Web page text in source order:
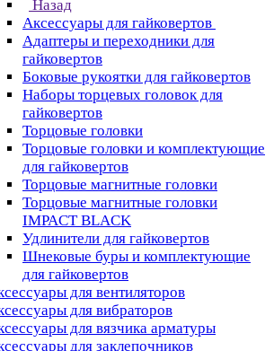
Назад
Аксессуары для гайковертов
Адаптеры и переходники для
гайковертов
Боковые рукоятки для гайковертов
Наборы торцевых головок для
гайковертов
Торцовые головки
Торцовые головки и комплектующие
для гайковертов
Торцовые магнитные головки
Торцовые магнитные головки
IMPACT BLACK
Удлинители для гайковертов
Шнековые буры и комплектующие
для гайковертов
для вентиляторов
для вибраторов
для вязчика арматуры
для заклепочников